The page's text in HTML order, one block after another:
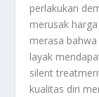
perlakukan
merusak
merasa
layak
silent
kualitas diri